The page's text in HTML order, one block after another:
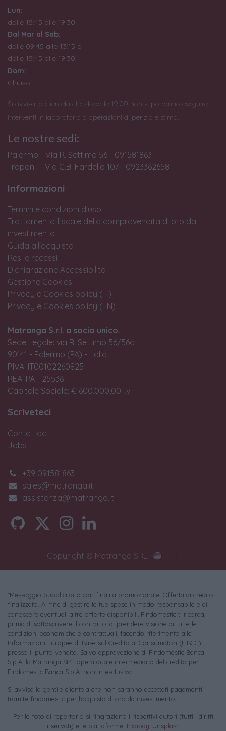
Lun:
dalle 15:45 alle 19:30
Dal Mar al Sab:
dalle 09:45 alle 13:15 e
dalle 15:45 alle 19:30
Dom:
Chiuso
Si avvisa la clientela che dopo le 19:00 non si potranno eseguire
interventi in laboratorio o operazioni di perizia e stima.
Le nostre sedi:
Palermo - Via R. Settimo 56 - 091581863
Trapani - Via G.B. Fardella 107 - 0923362658
Informazioni
Termini e condizioni d'uso
Trattamento fiscale della compravendita di oro da
investimento
Guida all'acquisto
Resi e recessi
Dichiarazione Accessibilità
Gestione Cookies
Privacy e Cookies policy (IT)
Privacy e Cookies policy (EN)
Matranga S.r.l. a socio unico.
Sede Legale: via R. Settimo 56/56a,
90141 - Palermo (PA) - Italia
P.IVA: IT00102260825
REA: PA - 25536
Capitale Sociale: € 600.000,00 i.v.
Scriveteci
Contattaci
Jobs
+39 091581863
sales@matranga.it
assistenza@matranga.it
Copyright © Matranga SRL
*Messaggio pubblicitario con finalità promozionale. Offerta di credito
finalizzato. Al fine di gestire le tue spese in modo responsabile e di
conoscere eventuali altre offerte disponibili, Findomestic ti ricorda,
prima di sottoscrivere il contratto, di prendere visione di tutte le
condizioni economiche e contrattuali, facendo riferimento alle
Informazioni Europee di Base sul Credito ai Consumatori (IEBCC)
presso il punto vendita. Salvo approvazione di Findomestic Banca
S.p.A. la Matranga SRL opera quale intermediario del credito per
Findomestic Banca S.p.A. non in esclusiva.
Si avvisa la gentile clientela che non saranno accettati pagamenti
tramite findomestic per l'acquisto di oro da investimento.
Per le foto di repertorio si ringraziano i rispettivi autori (tutti i diritti
riservati) e le piattaforme: Pixabay Unsplash